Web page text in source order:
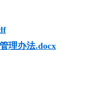
理办法.docx